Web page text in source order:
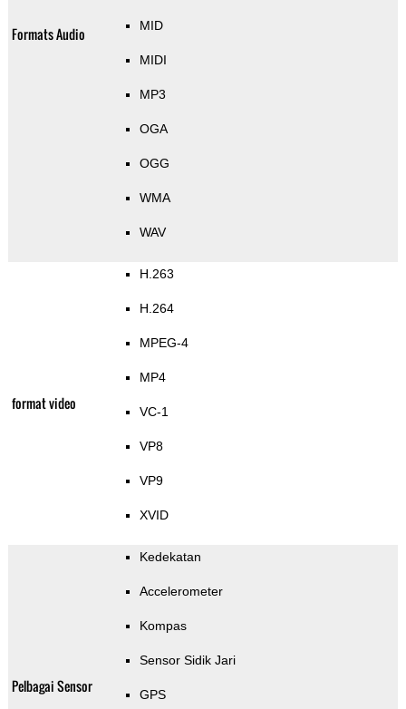
Formats Audio MID
MIDI
MP3
OGA
OGG
WMA
WAV
format video
H.263
H.264
MPEG-4
MP4
VC-1
VP8
VP9
XVID
Pelbagai Sensor
Kedekatan
Accelerometer
Kompas
Sensor Sidik Jari
GPS